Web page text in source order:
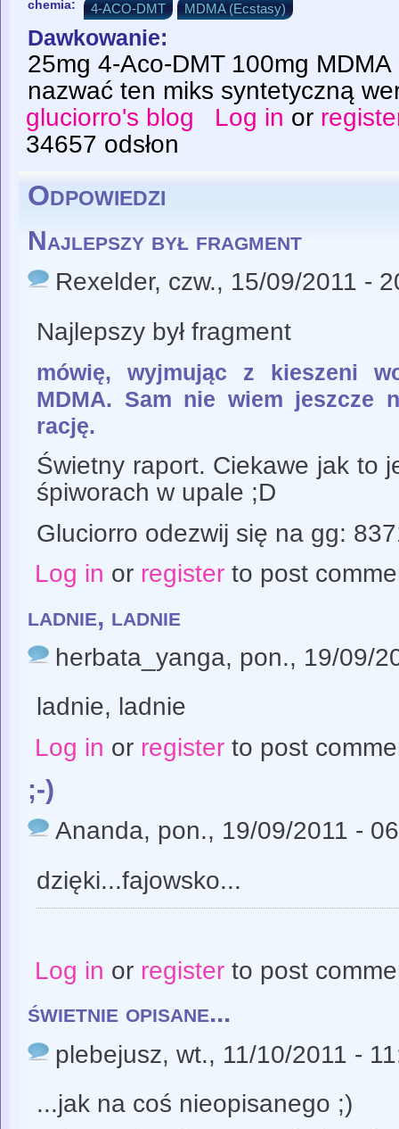
chemia: 4-ACO-DMT MDMA (Ecstasy)
Dawkowanie:
25mg 4-Aco-DMT 100mg MDMA
nazwać ten miks syntetyczną
gluciorro's blog
Log in or
34657 odsłon
Odpowiedzi
Najlepszy był fragment
Rexelder, czw., 15/09/2011 -
Najlepszy był fragment
mówię, wyjmując z kieszeni
MDMA. Sam nie wiem jeszcze
rację.
Świetny raport. Ciekawe jak to
śpiworach w upale ;D
Gluciorro odezwij się na gg:
Log in or registerto post
ladnie, ladnie
herbata_yanga, pon., 19/09/
ladnie, ladnie
Log in or registerto post
;-)
Ananda, pon., 19/09/2011 -
dzięki...fajowsko...
Log in or registerto post
świetnie opisane...
plebejusz, wt., 11/10/2011 -
...jak na coś nieopisanego ;)